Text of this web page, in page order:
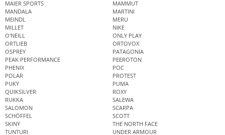
MAIER SPORTS
MAMMUT
MANDALA
MARTINI
MEINDL
MERU
MILLET
NIKE
O'NEILL
ONLY PLAY
ORTLIEB
ORTOVOX
OSPREY
PATAGONIA
PEAK PERFORMANCE
PEEROTON
PHENIX
POC
POLAR
PROTEST
PUKY
PUMA
QUIKSILVER
ROXY
RUKKA
SALEWA
SALOMON
SCARPA
SCHÖFFEL
SCOTT
SKINY
THE NORTH FACE
TUNTURI
UNDER ARMOUR